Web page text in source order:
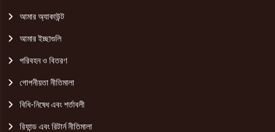
আমার অ্যাকাউন্ট
আমার ইচ্ছাগুলি
পরিবহন ও বিতরণ
গোপনীয়তা নীতিমালা
বিধি-নিষেধ এবং শর্তাবলী
রিফান্ড এবং রিটার্ন নীতিমালা